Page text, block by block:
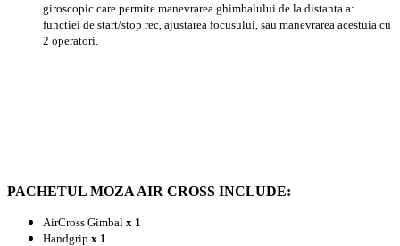
giroscopic care permite manevrarea ghimbalului de la distanta a:
functiei de start/stop rec, ajustarea focusului, sau manevrarea acestuia cu
2 operatori.
PACHETUL MOZA AIR CROSS INCLUDE:
AirCross Gimbal x 1
Handgrip x 1